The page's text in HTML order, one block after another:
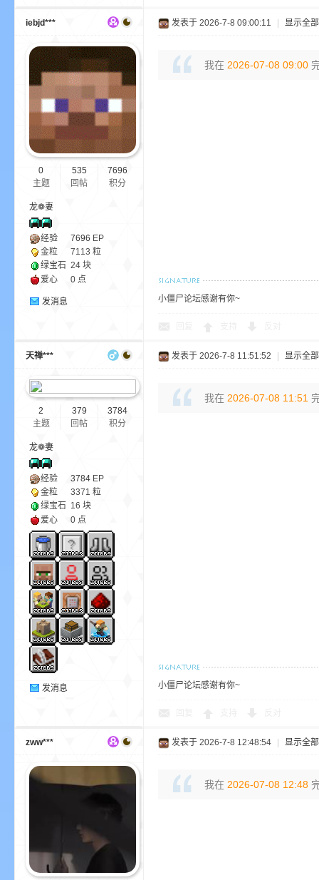
iebjd***
0
主题
535
回帖
7696
积分
龙❁妻
经验 7696 EP
金粒
7113 粒
绿宝石 24 块
爱心
0 点
发消息
发表于 2026-7-8 09:00:11 显示全
我在 2026-07-08 09:00
小僵尸论坛感谢有你~
天禅***
2
主题
379
回帖
3784
积分
龙❁妻
经验 3784 EP
金粒
3371 粒
绿宝石 16 块
爱心
0 点
发消息
发表于 2026-7-8 11:51:52 显示全
我在 2026-07-08 11:51
小僵尸论坛感谢有你~
zww*** 发表于 2026-7-8 12:48:54 显示全
我在 2026-07-08 12:48